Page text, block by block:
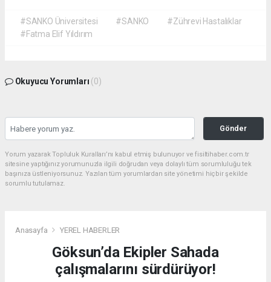
#SANKO Üniversitesi #SANKO
#Zührevi Hastalıklar
#Fatma Elif Yıldırım
Okuyucu Yorumları (0)
Gönder
Yorum yazarak Topluluk Kuralları’nı kabul etmiş bulunuyor ve fisiltihaber.com.tr
sitesine yaptığınız yorumunuzla ilgili doğrudan veya dolaylı tüm sorumluluğu tek
başınıza üstleniyorsunuz. Yazılan tüm yorumlardan site yönetimi hiçbir şekilde
sorumlu tutulamaz.
Anasayfa YEREL HABERLER
Göksun’da Ekipler Sahada
çalışmalarını sürdürüyor!